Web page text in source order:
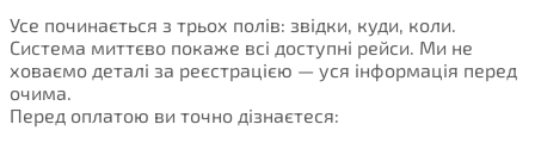
Усе починається з трьох полів: звідки, куди, коли.
Система миттєво покаже всі доступні рейси. Ми не
ховаємо деталі за реєстрацією — уся інформація перед
очима.
Перед оплатою ви точно дізнаєтеся: